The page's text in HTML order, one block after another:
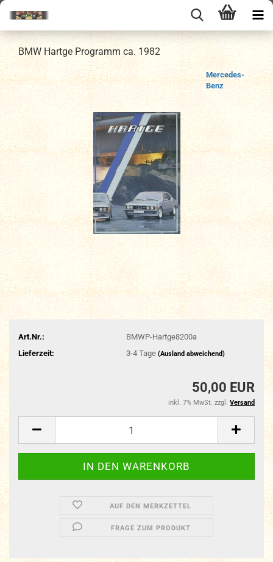
BMW Hartge Programm ca. 1982
Mercedes-
Benz
Art.Nr.:
BMWP-Hartge8200a
Lieferzeit:
3-4 Tage (Ausland abweichend)
50,00 EUR
inkl. 7% MwSt. zzgl. Versand
AUF DEN MERKZETTEL
FRAGE ZUM PRODUKT